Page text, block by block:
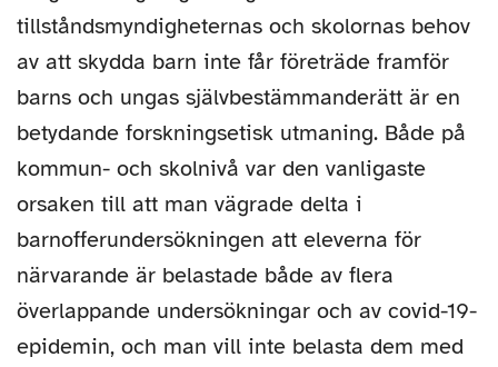
tillståndsmyndigheternas och skolornas behov
av att skydda barn inte får företräde framför
barns och ungas självbestämmanderätt är en
betydande forskningsetisk utmaning. Både på
kommun- och skolnivå var den vanligaste
orsaken till att man vägrade delta i
barnofferundersökningen att eleverna för
närvarande är belastade både av flera
överlappande undersökningar och av covid-19-
epidemin, och man vill inte belasta dem med